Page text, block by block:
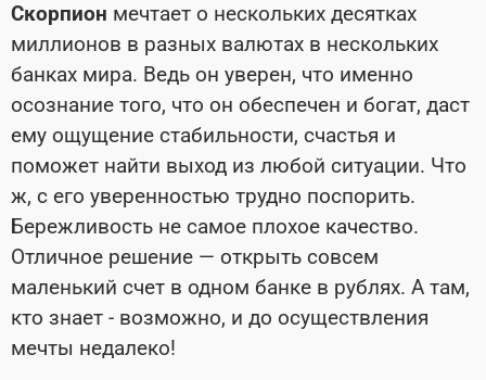
Скорпион мечтает о нескольких десятках
миллионов в разных валютах в нескольких
банках мира. Ведь он уверен, что именно
осознание того, что он обеспечен и богат, даст
ему ощущение стабильности, счастья и
поможет найти выход из любой ситуации. Что
ж, с его уверенностью трудно поспорить.
Бережливость не самое плохое качество.
Отличное решение — открыть совсем
маленький счет в одном банке в рублях. А там,
кто знает - возможно, и до осуществления
мечты недалеко!